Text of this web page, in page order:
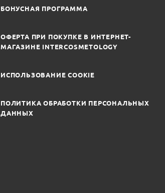
БОНУСНАЯ ПРОГРАММА
ОФЕРТА ПРИ ПОКУПКЕ В ИНТЕРНЕТ-
МАГАЗИНЕ INTERCOSMETOLOGY
ИСПОЛЬЗОВАНИЕ COOKIE
ПОЛИТИКА ОБРАБОТКИ ПЕРСОНАЛЬНЫХ
ДАННЫХ